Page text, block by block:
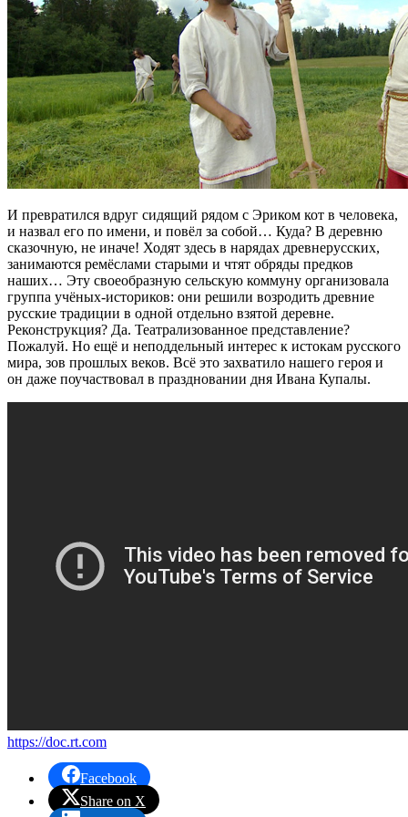
И превратился вдруг сидящий рядом с Эриком кот в человека,
и назвал его по имени, и повёл за собой… Куда? В деревню
сказочную, не иначе! Ходят здесь в нарядах древнерусских,
занимаются ремёслами старыми и чтят обряды предков
наших… Эту своеобразную сельскую коммуну организовала
группа учёных-историков: они решили возродить древние
русские традиции в одной отдельно взятой деревне.
Реконструкция? Да. Театрализованное представление?
Пожалуй. Но ещё и неподдельный интерес к истокам русского
мира, зов прошлых веков. Всё это захватило нашего героя и
он даже поучаствовал в праздновании дня Ивана Купалы.
https://doc.rt.com
Facebook
Share on X